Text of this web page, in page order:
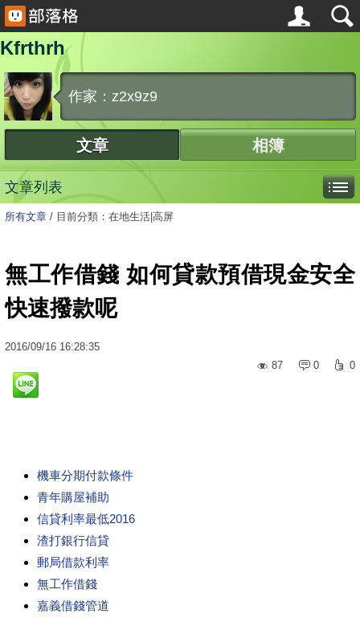
Kfrthrh
作家：z2x9z9
文章 相簿
文章列表
所有文章 / 目前分類：在地生活|高屏
無工作借錢 如何貸款預借現金安全
快速撥款呢
2016/09/16 16:28:35
87
0 0
機車分期付款條件
青年購屋補助
信貸利率最低2016
渣打銀行信貸
郵局借款利率
無工作借錢
嘉義借錢管道